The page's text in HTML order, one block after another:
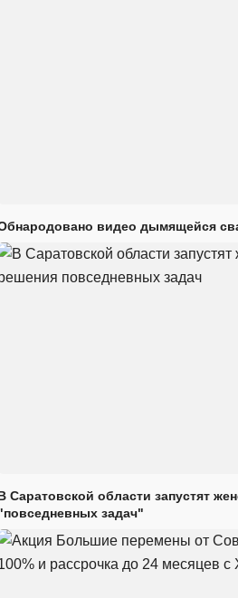
видео дымящейся
Саратовской области запустят
задач"